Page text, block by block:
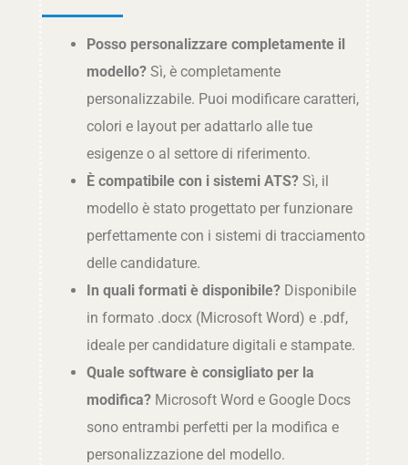
Posso personalizzare completamente il
modello?Sì, è completamente
personalizzabile. Puoi modificare caratteri,
colori e layout per adattarlo alle tue
esigenze o al settore di riferimento.
È compatibile con i sistemi ATS?Sì, il
modello è stato progettato per funzionare
perfettamente con i sistemi di tracciamento
delle candidature.
In quali formati è disponibile?Disponibile
in formato .docx (Microsoft Word) e .pdf,
ideale per candidature digitali e stampate.
Quale software è consigliato per la
modifica?Microsoft Word e Google Docs
sono entrambi perfetti per la modifica e
personalizzazione del modello.